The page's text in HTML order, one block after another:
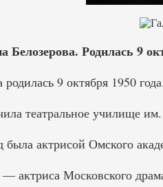
Белозерова. Родилась 9
9 октября 1950 года.
театральное училище
актрисой Омского
актриса Московского